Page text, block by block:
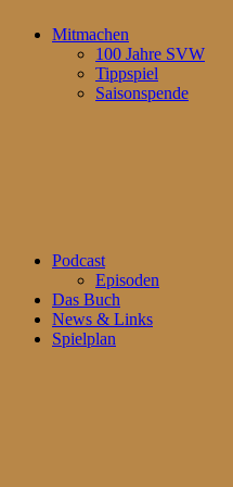
Mitmachen
100 Jahre SVW
Tippspiel
Saisonspende
Podcast
Episoden
Das Buch
News & Links
Spielplan